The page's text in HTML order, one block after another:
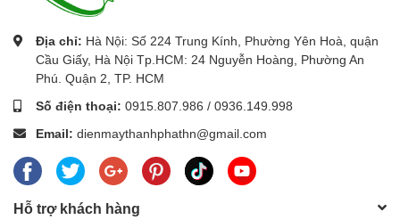
Địa chỉ: Hà Nội: Số 224 Trung Kính, Phường Yên Hoà, quận
Cầu Giấy, Hà Nội Tp.HCM: 24 Nguyễn Hoàng, Phường An
Phú. Quận 2, TP. HCM
Số điện thoại: 0915.807.986 / 0936.149.998
Email: dienmaythanhphathn@gmail.com
Hỗ trợ khách hàng